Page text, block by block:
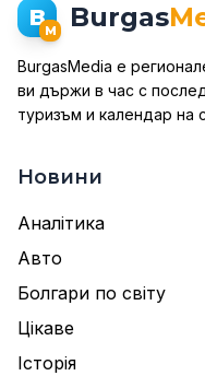
BM Burgas
BurgasMedia е
ви държи в час с
туризъм и календар на
Новини
Аналітика
Авто
Болгари по світу
Цікаве
Історія